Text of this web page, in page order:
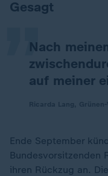
Gesagt
Nach
auf meiner
Ende September
Bundesvorsitzenden
ihren Rückzug an.